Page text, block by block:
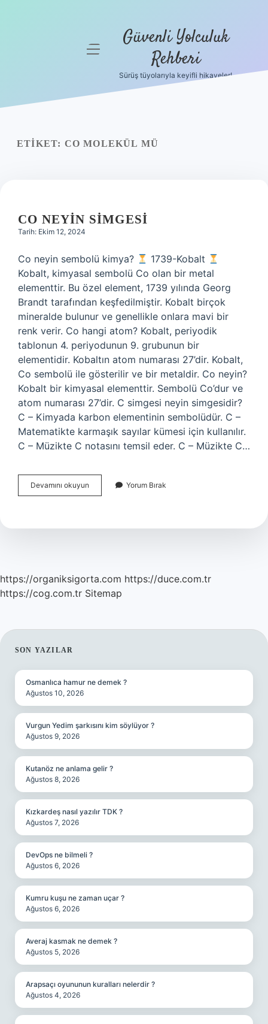
menüyü Güvenli Yolculuk
Rehberi
Sürüş tüyolarıyla keyifli hikayeler!
ETIKET: CO MOLEKÜL MÜ
CO NEYIN SIMGESI
Tarih: Ekim 12, 2024
Co neyin sembolü kimya?
1739-Kobalt
Kobalt, kimyasal sembolü Co olan bir metal
elementtir. Bu özel element, 1739 yılında Georg
Brandt tarafından keşfedilmiştir. Kobalt birçok
mineralde bulunur ve genellikle onlara mavi bir
renk verir. Co hangi atom? Kobalt, periyodik
tablonun 4. periyodunun 9. grubunun bir
elementidir. Kobaltın atom numarası 27’dir. Kobalt,
Co sembolü ile gösterilir ve bir metaldir. Co neyin?
Kobalt bir kimyasal elementtir. Sembolü Co’dur ve
atom numarası 27’dir. C simgesi neyin simgesidir?
C – Kimyada karbon elementinin sembolüdür. C –
Matematikte karmaşık sayılar kümesi için kullanılır.
C – Müzikte C notasını temsil eder. C – Müzikte C…
Devamını okuyun
Neyin
Yorum Bırak
https://organiksigorta.com https://duce.com.tr
https://cog.com.tr Sitemap
SIDEBAR
SON YAZILAR
Osmanlıca hamur ne demek ?
Ağustos 10, 2026
Vurgun Yedim şarkısını kim söylüyor ?
Ağustos 9, 2026
Kutanöz ne anlama gelir ?
Ağustos 8, 2026
Kızkardeş nasıl yazılır TDK ?
Ağustos 7, 2026
DevOps ne bilmeli ?
Ağustos 6, 2026
Kumru kuşu ne zaman uçar ?
Ağustos 6, 2026
Averaj kasmak ne demek ?
Ağustos 5, 2026
Arapsaçı oyununun kuralları nelerdir ?
Ağustos 4, 2026